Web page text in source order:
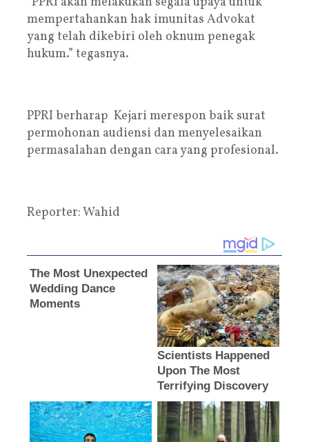
mempertahankan hak imunitas Advokat
yang telah dikebiri oleh oknum penegak
hukum.” tegasnya.
PPRI berharap Kejari merespon baik surat
permohonan audiensi dan menyelesaikan
permasalahan dengan cara yang profesional.
Reporter: Wahid